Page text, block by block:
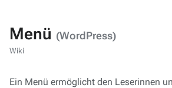
Menü (WordPress)
Wiki
Ein Menü ermöglicht den Leserinnen